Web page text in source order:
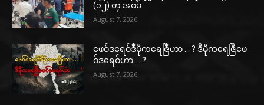
(၁၂) တၠ ဒးဝပ်
August 7, 2026
ဖေဝ်ဒရေဝ်ဒဳမဵုကရေဇြဳဟာ … ? ဒဳမဵုကရေဇြဳဖေ
ဝ်ဒရေဝ်ဟာ … ?
August 7, 2026